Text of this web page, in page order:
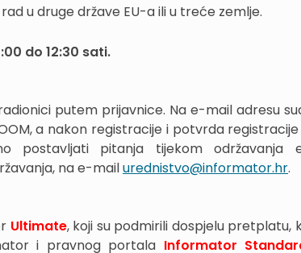
u druge države EU-a ili u treće zemlje.
do 12:30 sati.
putem prijavnice. Na e-mail adresu
a nakon registracije i potvrda
postavljati pitanja tijekom održavanja
na e-mailurednistvo@informator.hr.
Ultimate, koji su podmirili dospjelu pretplatu,
i pravnog portala Informator